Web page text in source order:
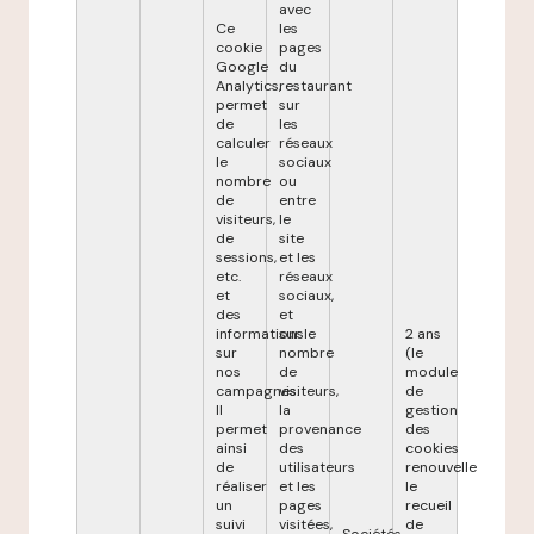
Ce
cookie
Google
Analytics,
permet
de
calculer
le
nombre
de
visiteurs,
de
sessions,
etc.
et
des
informations
sur
nos
campagnes.
Il
permet
ainsi
de
réaliser
un
suivi
avec
les
pages
du
restaurant
sur
les
réseaux
sociaux
ou
entre
le
site
et les
réseaux
sociaux,
et
sur le
nombre
de
visiteurs,
la
provenance
des
utilisateurs
et les
pages
visitées,
2 ans
(le
module
de
gestion
des
cookies
renouvelle
le
recueil
de